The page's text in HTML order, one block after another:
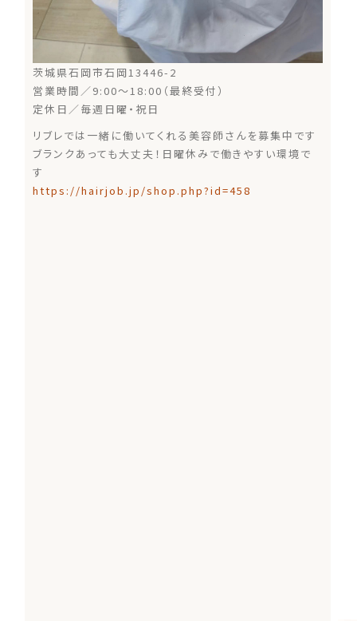
茨城県石岡市石岡13446-2
営業時間／9:00～18:00（最終受付）
定休日／毎週日曜・祝日
リブレでは一緒に働いてくれる美容師さんを募集中です
ブランクあっても大丈夫！日曜休みで働きやすい環境で
す
https://hairjob.jp/shop.php?id=458